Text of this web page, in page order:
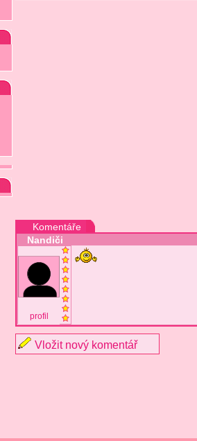
Komentáře
Nandiči
profil
Vložit nový komentář